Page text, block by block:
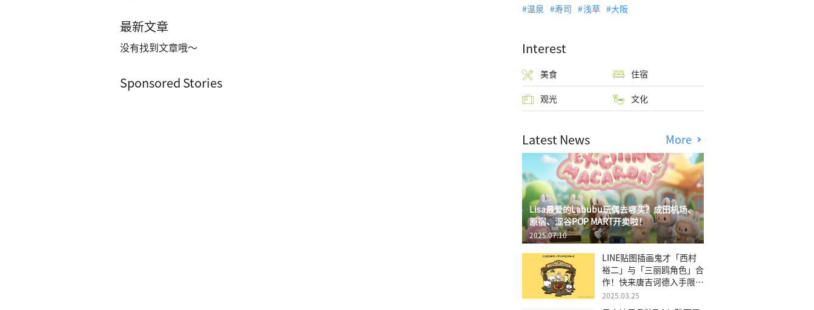
最新文章
没有找到文章哦～
Sponsored Stories
温泉 寿司 浅草 大阪
Interest
美食 住宿
观光 文化
Latest News More
Lisa最爱的Labubu玩偶去哪买？成田机场、
原宿、涩谷POP MART开卖啦！
2025.07.10
LINE贴图插画鬼才「西村
裕二」与「三丽鸥角色」合
作！快来唐吉诃德入手限量
商品
2025.03.25